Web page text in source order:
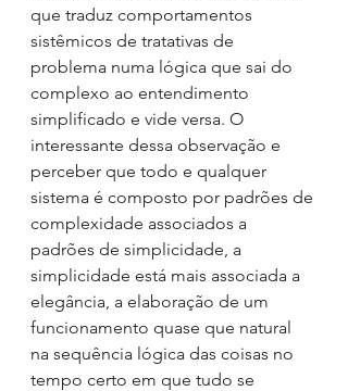
que traduz comportamentos
sistêmicos de tratativas de
problema numa lógica que sai do
complexo ao entendimento
simplificado e vide versa. O
interessante dessa observação e
perceber que todo e qualquer
sistema é composto por padrões de
complexidade associados a
padrões de simplicidade, a
simplicidade está mais associada a
elegância, a elaboração de um
funcionamento quase que natural
na sequência lógica das coisas no
tempo certo em que tudo se